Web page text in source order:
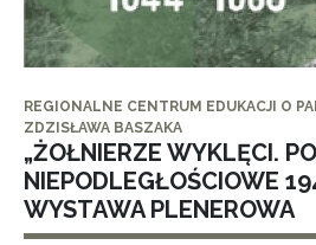
REGIONALNE CENTRUM EDUKACJI O
ZDZISŁAWA BASZAKA
„ŻOŁNIERZE WYKLĘCI.
NIEPODLEGŁOŚCIOWE
WYSTAWA PLENEROWA